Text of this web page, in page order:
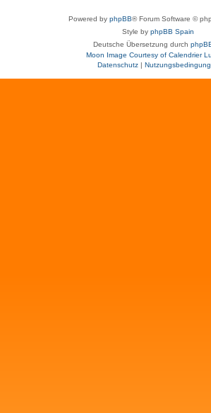
Powered by phpBB® Forum Software ©
Style by phpBB Spain
Deutsche Übersetzung durch
Moon Image Courtesy of Calendrier
Datenschutz|